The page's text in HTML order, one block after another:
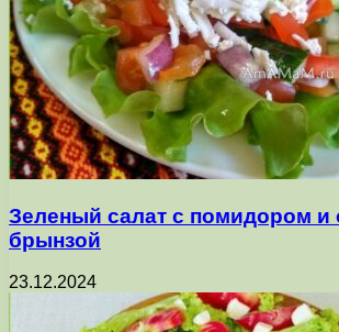
Зеленый салат с помидором и
брынзой
23.12.2024